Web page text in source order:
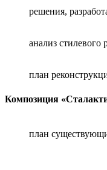
решения,
анализ стилевого
план
Композиция
план